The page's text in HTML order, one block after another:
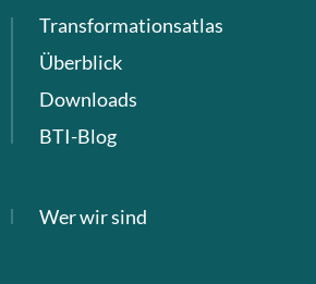
Transformationsatlas
Überblick
Downloads
BTI-Blog
Wer wir sind